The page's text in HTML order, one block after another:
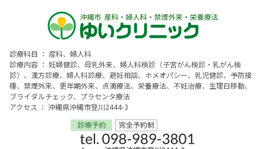
診療科目 ： 産科、婦人科
診療内容 ： 妊婦健診、母乳外来、婦人科検診（子宮がん検診・乳がん検
診）、漢方診療、婦人科診療、避妊相談、ホメオパシー、乳児健診、予防接
種、禁煙外来、更年期外来、点滴療法、栄養療法、不妊治療、生理日移動、
ブライダルチェック、プラセンタ療法
アクセス ： 沖縄県沖縄市登川2444-3